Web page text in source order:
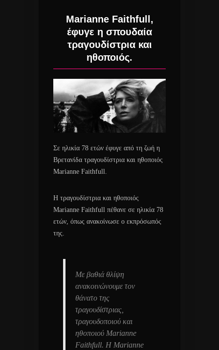
Marianne Faithfull,
έφυγε η σπουδαία
τραγουδίστρια και
ηθοποιός.
Σε ηλικία 78 ετών έφυγε από τη ζωή η
Βρετανίδα τραγουδίστρια και ηθοποιός
Marianne Faithfull.
Η τραγουδίστρια και ηθοποιός
Marianne Faithfull πέθανε σε ηλικία 78
ετών, όπως ανακοίνωσε ο εκπρόσωπός
της.
Με βαθιά θλίψη
ανακοινώνουμε τον
θάνατο της
τραγουδίστριας,
τραγουδοποιού και
ηθοποιού Marianne
Faithfull. Η Marianne